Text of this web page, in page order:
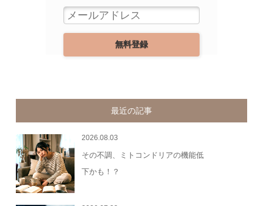
最近の記事
2026.08.03
その不調、ミトコンドリアの機能低
下かも！？